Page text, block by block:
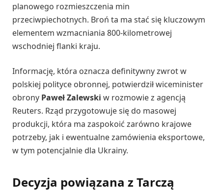
planowego rozmieszczenia min
przeciwpiechotnych. Broń ta ma stać się kluczowym
elementem wzmacniania 800-kilometrowej
wschodniej flanki kraju.
Informację, która oznacza definitywny zwrot w
polskiej polityce obronnej, potwierdził wiceminister
obrony Paweł Zalewski w rozmowie z agencją
Reuters. Rząd przygotowuje się do masowej
produkcji, która ma zaspokoić zarówno krajowe
potrzeby, jak i ewentualne zamówienia eksportowe,
w tym potencjalnie dla Ukrainy.
Decyzja powiązana z Tarczą